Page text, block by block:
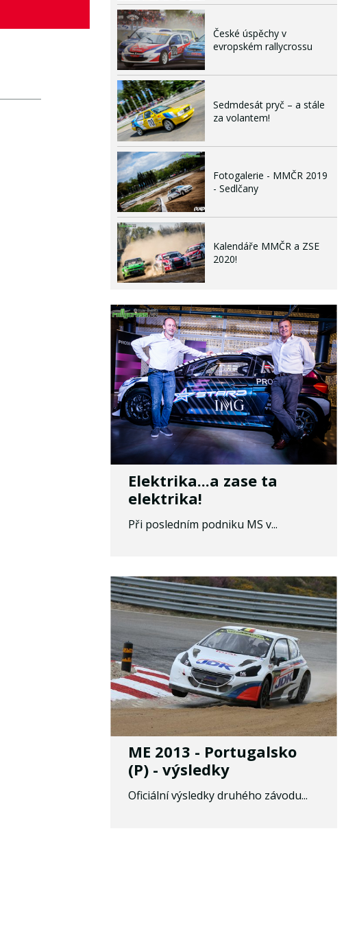
České úspěchy v
evropském rallycrossu
Sedmdesát pryč – a stále
za volantem!
Fotogalerie - MMČR 2019
- Sedlčany
Kalendáře MMČR a ZSE
2020!
Elektrika...a zase ta
elektrika!
Při posledním podniku MS v...
ME 2013 - Portugalsko
(P) - výsledky
Oficiální výsledky druhého závodu...